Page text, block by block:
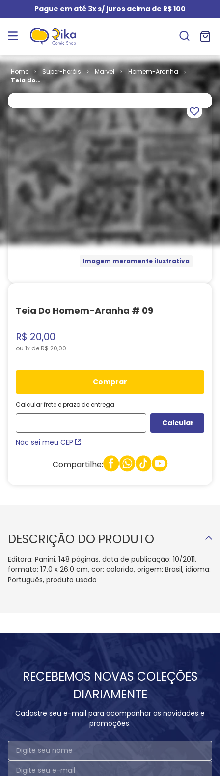
Pague em até 3x s/ juros acima de R$ 100
Super-heróis Marvel
Homem-Aranha
Teia do
Homem-
Imagem meramente ilustrativa
Teia Do Homem-Aranha # 09
R$ 20,00
ou 1x de R$ 20,00
comprar
Calcular frete e prazo de entrega
Não sei meu CEP
Compartilhe:
DESCRIÇÃO DO PRODUTO
Editora: Panini, 148 páginas, data de publicação: 10/2011,
formato: 17.0 x 26.0 cm, cor: colorido, origem: Brasil, idioma:
Português, produto usado
RECEBEMOS NOVAS COLEÇÕES
DIARIAMENTE
Cadastre seu e-mail para acompanhar as novidades e
promoções.